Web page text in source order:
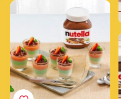
Trojfarebná panna cotta s
nátierkou Nutella®